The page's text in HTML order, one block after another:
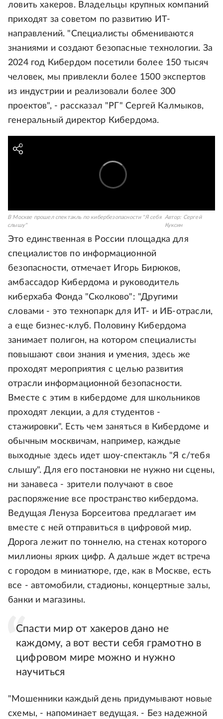
ловить хакеров. Владельцы крупных компаний
приходят за советом по развитию ИТ-
направлений. "Специалисты обмениваются
знаниями и создают безопасные технологии. За
2024 год Кибердом посетили более 150 тысяч
человек, мы привлекли более 1500 экспертов
из индустрии и реализовали более 300
проектов", - рассказал "РГ" Сергей Калмыков,
генеральный директор Кибердома.
В Москве прошел спектакль по кибербезопасности "Я себя
слышу"
Автор: Сергей
Куксин
Это единственная в России площадка для
специалистов по информационной
безопасности, отмечает Игорь Бирюков,
амбассадор Кибердома и руководитель
киберхаба Фонда "Сколково": "Другими
словами - это технопарк для ИТ- и ИБ-отрасли,
а еще бизнес-клуб. Половину Кибердома
занимает полигон, на котором специалисты
повышают свои знания и умения, здесь же
проходят мероприятия с целью развития
отрасли информационной безопасности.
Вместе с этим в кибердоме для школьников
проходят лекции, а для студентов -
стажировки". Есть чем заняться в Кибердоме и
обычным москвичам, например, каждые
выходные здесь идет шоу-спектакль "Я с/тебя
слышу". Для его постановки не нужно ни сцены,
ни занавеса - зрители получают в свое
распоряжение все пространство кибердома.
Ведущая Ленуза Борсеитова предлагает им
вместе с ней отправиться в цифровой мир.
Дорога лежит по тоннелю, на стенах которого
миллионы ярких цифр. А дальше ждет встреча
с городом в миниатюре, где, как в Москве, есть
все - автомобили, стадионы, концертные залы,
банки и магазины.
Спасти мир от хакеров дано не
каждому, а вот вести себя грамотно в
цифровом мире можно и нужно
научиться
"Мошенники каждый день придумывают новые
схемы, - напоминает ведущая. - Без надежной